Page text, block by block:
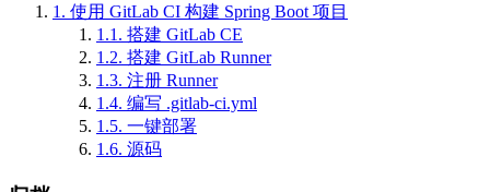
1. 使用 GitLab CI 构建 Spring Boot 项目
1.1. 搭建 GitLab CE
1.2. 搭建 GitLab Runner
1.3. 注册 Runner
1.4. 编写 .gitlab-ci.yml
1.5. 一键部署
1.6. 源码